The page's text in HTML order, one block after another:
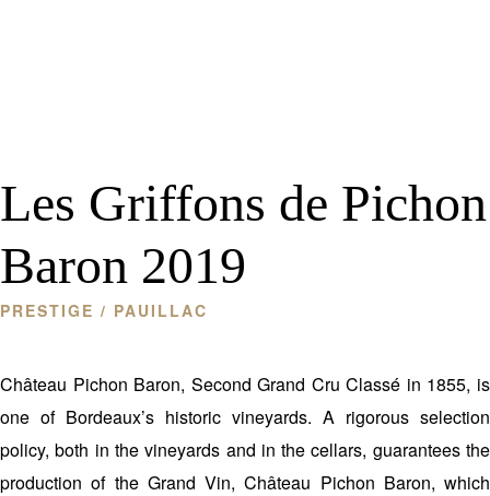
Les Griffons de Pichon
Baron 2019
PRESTIGE / PAUILLAC
Château Pichon Baron, Second Grand Cru Classé in 1855, is
one of Bordeaux’s historic vineyards. A rigorous selection
policy, both in the vineyards and in the cellars, guarantees the
production of the Grand Vin, Château Pichon Baron, which